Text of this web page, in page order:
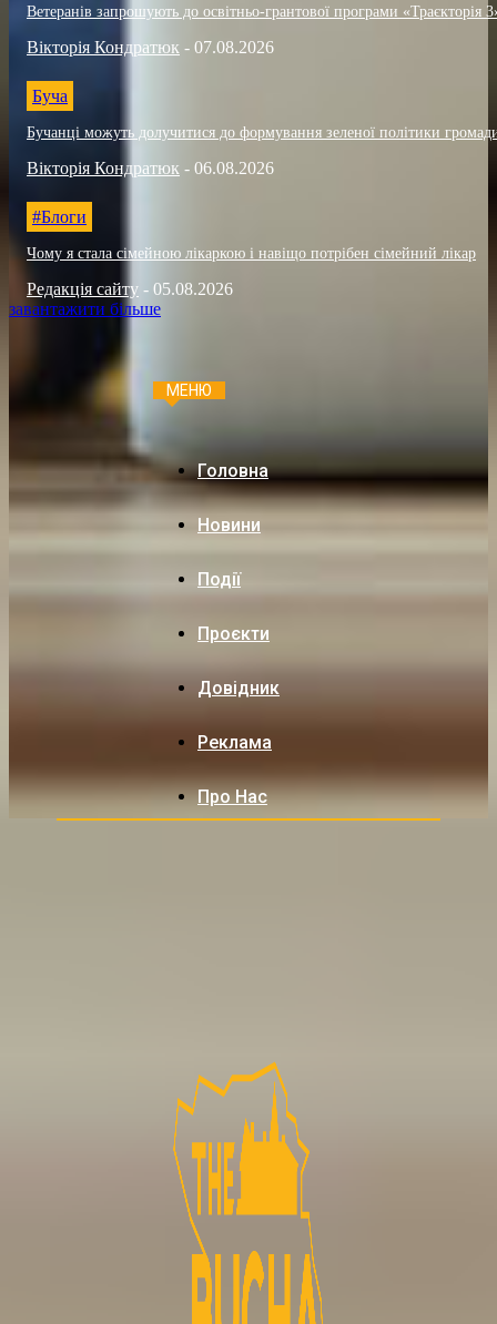
Ветеранів запрошують до освітньо-грантової програми «Траєкторія
Вікторія Кондратюк - 07.08.2026
Буча
Бучанці можуть долучитися до формування зеленої політики
Вікторія Кондратюк - 06.08.2026
#Блоги
Чому я стала сімейною лікаркою і навіщо потрібен сімейний лікар
Редакція сайту - 05.08.2026
завантажити більше
МЕНЮ
Головна
Новини
Події
Проєкти
Довідник
Реклама
Про Нас